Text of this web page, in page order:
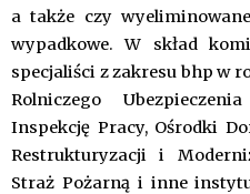
a także czy
wypadkowe. W skład
specjaliści z zakresu bhp w
Rolniczego
Inspekcję Pracy, Ośrodki
Restrukturyzacji i
Straż Pożarną i inne